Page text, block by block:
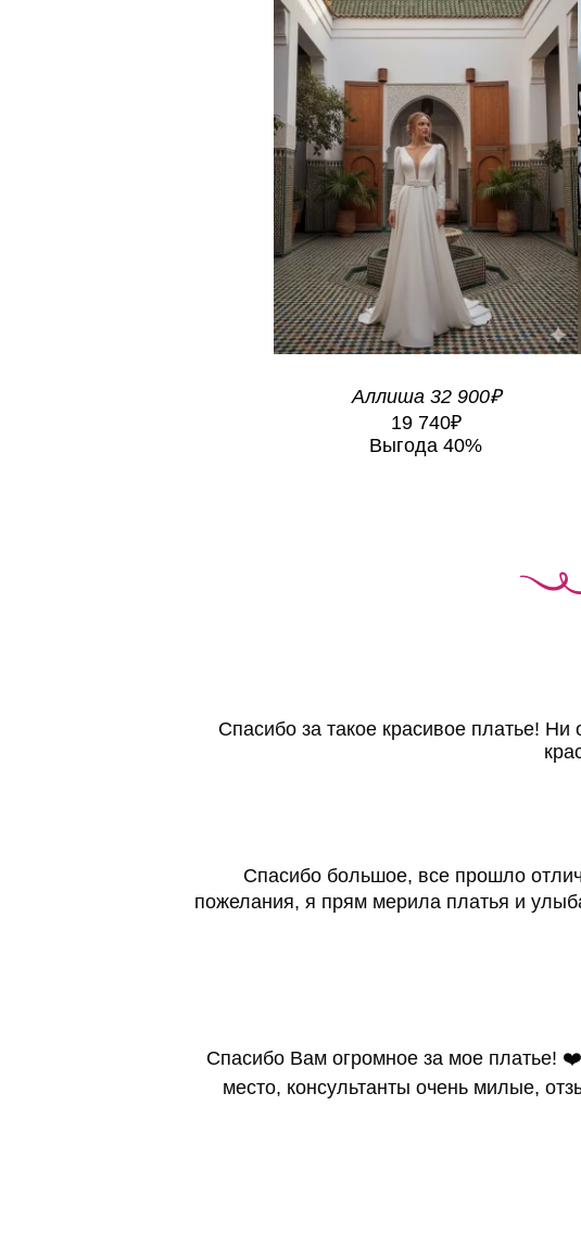
Аллиша 32 900₽
19 740₽
Выгода 40%
Спасибо за такое красивое платье!
Спасибо большое, все прошло
пожелания, я прям мерила платья и
Спасибо Вам огромное за мое платье! ❤️
место, консультанты очень милые,